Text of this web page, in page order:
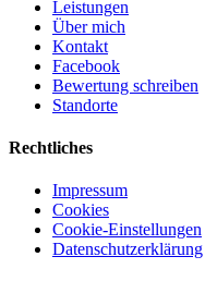
Leistungen
Über mich
Kontakt
Facebook
Bewertung schreiben
Standorte
Rechtliches
Impressum
Cookies
Cookie-Einstellungen
Datenschutzerklärung